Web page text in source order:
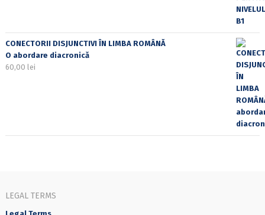
CONECTORII DISJUNCTIVI ÎN LIMBA ROMÂNĂ
O abordare diacronică
60,00 lei
LEGAL TERMS